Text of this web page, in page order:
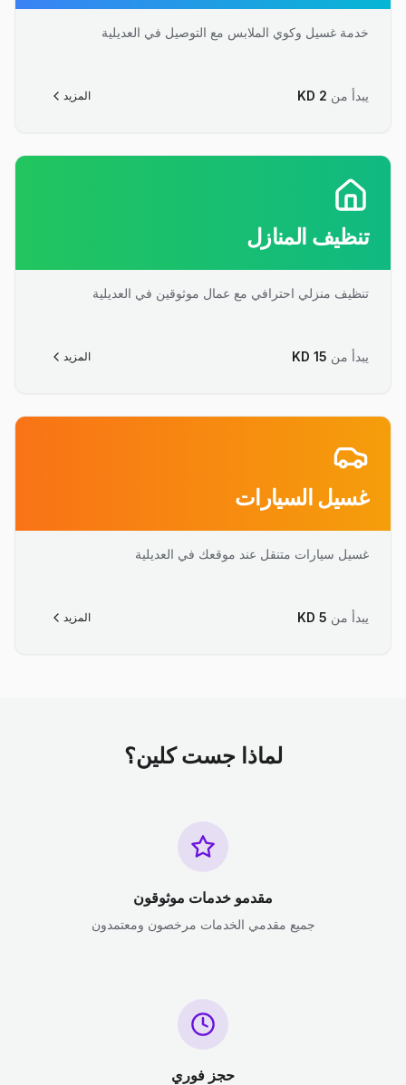
خدمة غسيل وكوي الملابس مع التوصيل في العديلية
يبدأ من KD 2 المزيد
تنظيف المنازل
تنظيف منزلي احترافي مع عمال موثوقين في العديلية
يبدأ من KD 15 المزيد
غسيل السيارات
غسيل سيارات متنقل عند موقعك في العديلية
يبدأ من KD 5 المزيد
لماذا جست كلين؟
مقدمو خدمات موثوقون
جميع مقدمي الخدمات مرخصون ومعتمدون
حجز فوري